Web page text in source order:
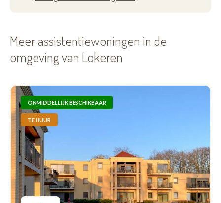
Meer assistentiewoningen in de
omgeving van Lokeren
ONMIDDELLIJK BESCHIKBAAR
TE HUUR